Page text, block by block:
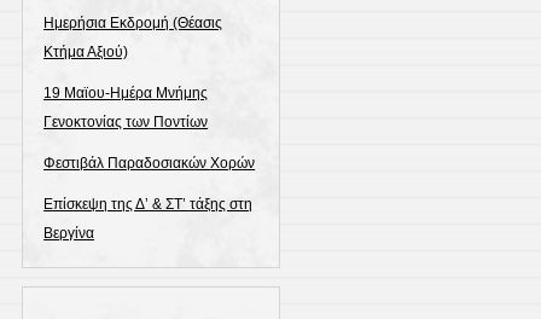
Ημερήσια Εκδρομή (Θέασις
Κτήμα Αξιού)
19 Μαϊου-Ημέρα Μνήμης
Γενοκτονίας των Ποντίων
Φεστιβάλ Παραδοσιακών Χορών
Επίσκεψη της Δ’ & ΣΤ’ τάξης στη
Βεργίνα